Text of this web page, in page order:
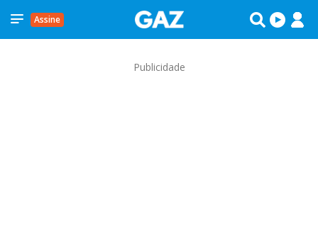
Assine
Publicidade